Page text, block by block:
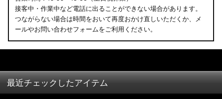
接客中・作業中など電話に出ることができない場合があります。
つながらない場合は時間をおいて再度おかけ直しいただくか、メ
ールやお問い合わせフォームをご利用ください。
最近チェックしたアイテム